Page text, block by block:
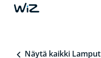
Näytä kaikki Lamput